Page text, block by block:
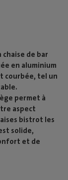
de bar
en aluminium
courbée, tel un
permet à
aspect
bistrot les
solide,
et de